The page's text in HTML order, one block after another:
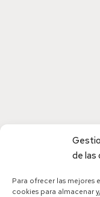
de las
Para ofrecer las mejores
cookies para almacenar